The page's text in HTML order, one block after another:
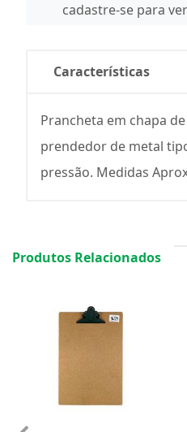
cadastre-se para
Características
Prancheta em chapa
prendedor de metal
pressão. Medidas
Produtos Relacionados